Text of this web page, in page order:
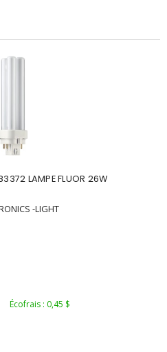
LAMPE FLUOR 26W
-LIGHT
Écofrais : 0,45 $